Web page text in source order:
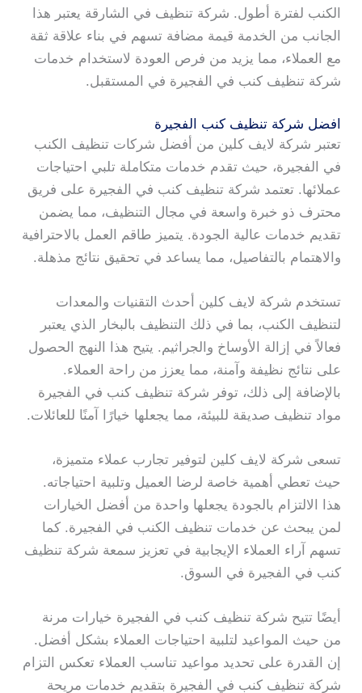
الكنب لفترة أطول. شركة تنظيف في الشارقة يعتبر هذا
الجانب من الخدمة قيمة مضافة تسهم في بناء علاقة ثقة
مع العملاء، مما يزيد من فرص العودة لاستخدام خدمات
شركة تنظيف كنب في الفجيرة في المستقبل.
افضل شركة تنظيف كنب الفجيرة
تعتبر شركة لايف كلين من أفضل شركات تنظيف الكنب
في الفجيرة، حيث تقدم خدمات متكاملة تلبي احتياجات
عملائها. تعتمد شركة تنظيف كنب في الفجيرة على فريق
محترف ذو خبرة واسعة في مجال التنظيف، مما يضمن
تقديم خدمات عالية الجودة. يتميز طاقم العمل بالاحترافية
والاهتمام بالتفاصيل، مما يساعد في تحقيق نتائج مذهلة.
تستخدم شركة لايف كلين أحدث التقنيات والمعدات
لتنظيف الكنب، بما في ذلك التنظيف بالبخار الذي يعتبر
فعالاً في إزالة الأوساخ والجراثيم. يتيح هذا النهج الحصول
على نتائج نظيفة وآمنة، مما يعزز من راحة العملاء.
بالإضافة إلى ذلك، توفر شركة تنظيف كنب في الفجيرة
مواد تنظيف صديقة للبيئة، مما يجعلها خيارًا آمنًا للعائلات.
تسعى شركة لايف كلين لتوفير تجارب عملاء متميزة،
حيث تعطي أهمية خاصة لرضا العميل وتلبية احتياجاته.
هذا الالتزام بالجودة يجعلها واحدة من أفضل الخيارات
لمن يبحث عن خدمات تنظيف الكنب في الفجيرة. كما
تسهم آراء العملاء الإيجابية في تعزيز سمعة شركة تنظيف
كنب في الفجيرة في السوق.
أيضًا تتيح شركة تنظيف كنب في الفجيرة خيارات مرنة
من حيث المواعيد لتلبية احتياجات العملاء بشكل أفضل.
إن القدرة على تحديد مواعيد تناسب العملاء تعكس التزام
شركة تنظيف كنب في الفجيرة بتقديم خدمات مريحة